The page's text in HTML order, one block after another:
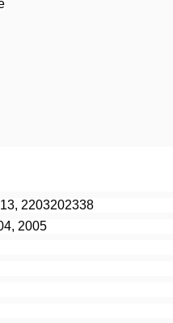
2203202338
2005